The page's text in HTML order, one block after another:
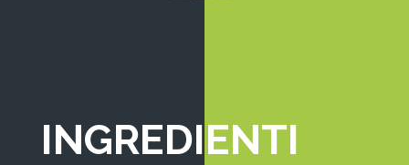
INGREDIENTI